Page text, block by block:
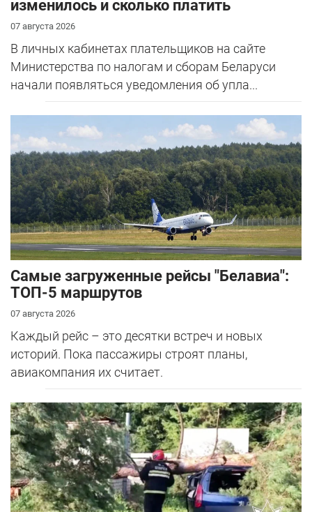
изменилось и сколько платить
07 августа 2026
В личных кабинетах плательщиков на сайте
Министерства по налогам и сборам Беларуси
начали появляться уведомления об упла...
Самые загруженные рейсы "Белавиа":
ТОП-5 маршрутов
07 августа 2026
Каждый рейс – это десятки встреч и новых
историй. Пока пассажиры строят планы,
авиакомпания их считает.